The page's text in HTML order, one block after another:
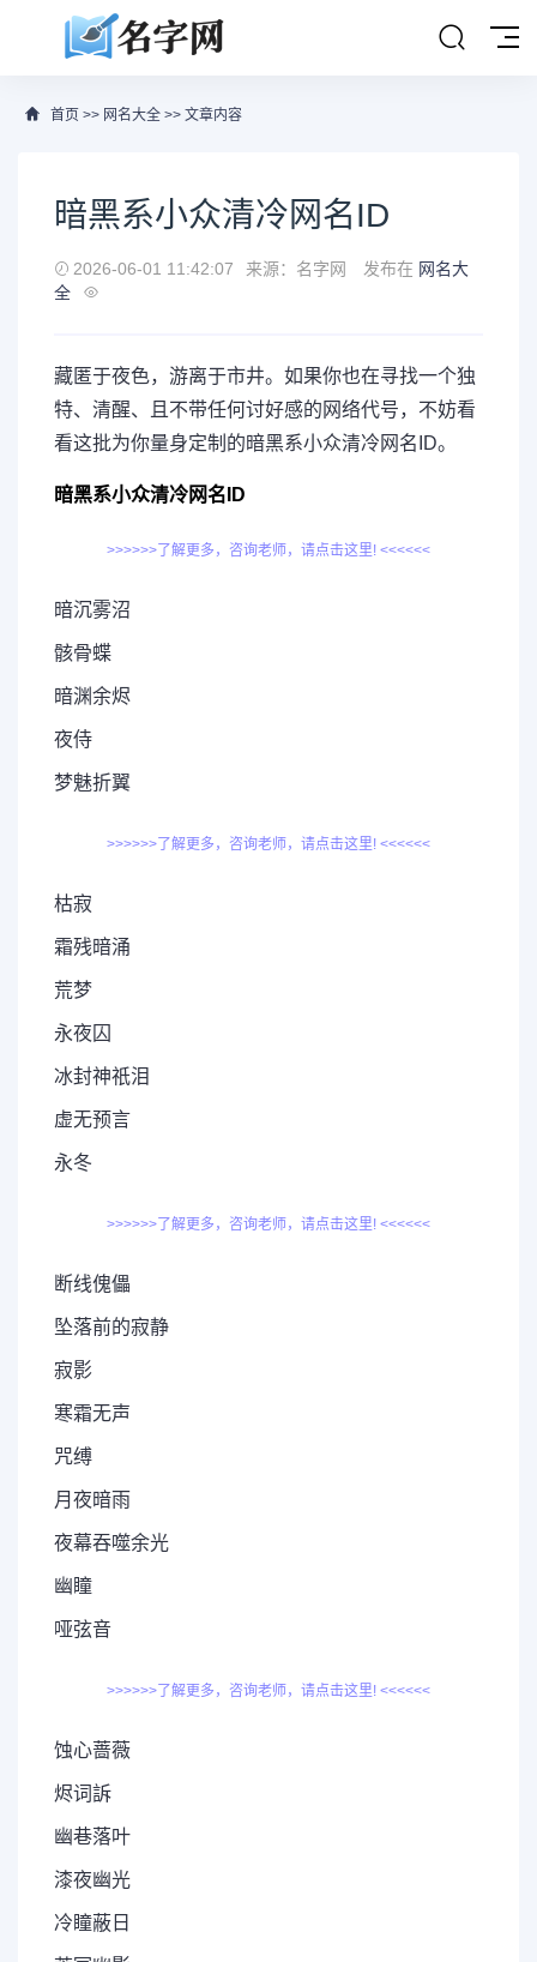
首页 >> 网名大全 >> 文章内容
暗黑系小众清冷网名ID
2026-06-01 11:42:07 来源：名字网 发布在 网名大
全
藏匿于夜色，游离于市井。如果你也在寻找一个独
特、清醒、且不带任何讨好感的网络代号，不妨看
看这批为你量身定制的暗黑系小众清冷网名ID。
暗黑系小众清冷网名ID
>>>>>>了解更多，咨询老师，请点击这里! <<<<<<
暗沉雾沼
骸骨蝶
暗渊余烬
夜侍
梦魅折翼
>>>>>>了解更多，咨询老师，请点击这里! <<<<<<
枯寂
霜残暗涌
荒梦
永夜囚
冰封神祇泪
虚无预言
永冬
>>>>>>了解更多，咨询老师，请点击这里! <<<<<<
断线傀儡
坠落前的寂静
寂影
寒霜无声
咒缚
月夜暗雨
夜幕吞噬余光
幽瞳
哑弦音
>>>>>>了解更多，咨询老师，请点击这里! <<<<<<
蚀心蔷薇
烬词訴
幽巷落叶
漆夜幽光
冷瞳蔽日